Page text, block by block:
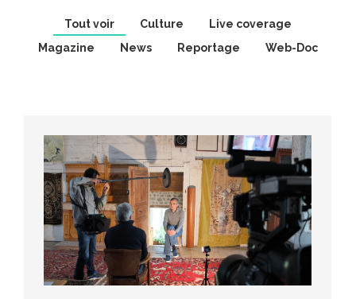
Tout voir Culture
Live coverage
Magazine
News Reportage Web-Doc